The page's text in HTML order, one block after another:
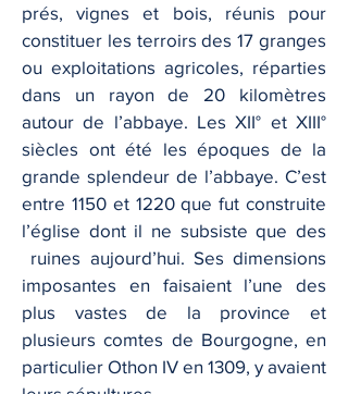
prés, vignes et bois, réunis pour
constituer les terroirs des 17 granges
ou exploitations agricoles, réparties
dans un rayon de 20 kilomètres
autour de l’abbaye. Les XII° et XIII°
siècles ont été les époques de la
grande splendeur de l’abbaye. C’est
entre 1150 et 1220 que fut construite
l’église dont il ne subsiste que des
ruines aujourd’hui. Ses dimensions
imposantes en faisaient l’une des
plus vastes de la province et
plusieurs comtes de Bourgogne, en
particulier Othon IV en 1309, y avaient